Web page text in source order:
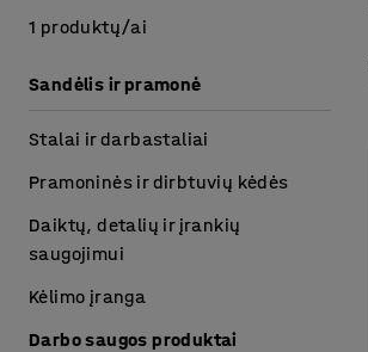
1 produktų/ai
Sandėlis ir pramonė
Stalai ir darbastaliai
Pramoninės ir dirbtuvių kėdės
Daiktų, detalių ir įrankių
saugojimui
Kėlimo įranga
Darbo saugos produktai